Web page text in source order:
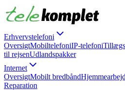
Erhvervstelefoni
OversigtMobiltelefoniIP-telefoni
til rejsenUdlandspakker
Internet
OversigtMobilt bredbånd
Reparation